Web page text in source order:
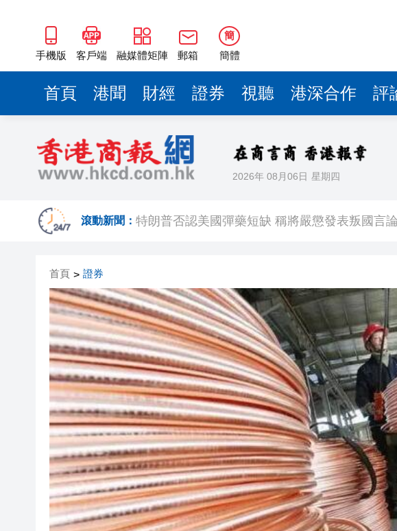
手機版 客戶端 融媒體矩陣 郵箱
簡
簡體
首頁 港聞 財經 證券 視聽 港深合作 評
2026年 08月06日 星期四
滾動新聞： 特朗普否認美國彈藥短缺 稱將嚴懲發表叛國言論
東涌巴士撞電單車 巴士司機涉危駕被捕
有片丨清淡不等於吃素！ 清淡飲食正在毀掉很
有片丨日本強震最新監控：病患正進行腹部手
【展覽】「今朝更好看」名家作品展盛大啟幕
首頁 > 證券